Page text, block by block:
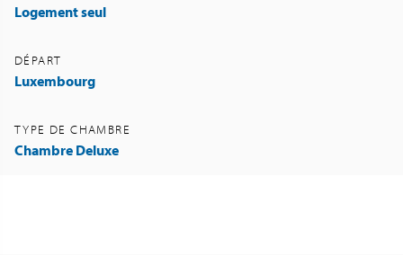
Logement seul
DÉPART
Luxembourg
TYPE DE CHAMBRE
Chambre Deluxe